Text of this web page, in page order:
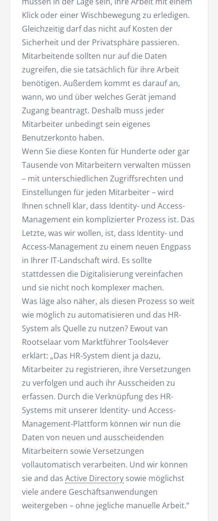
Klick oder einer Wischbewegung zu erledigen.
Gleichzeitig darf das nicht auf Kosten der
Sicherheit und der Privatsphäre passieren.
Mitarbeitende sollten nur auf die Daten
zugreifen, die sie tatsächlich für ihre Arbeit
benötigen. Außerdem kommt es darauf an,
wann, wo und über welches Gerät jemand
Zugang beantragt. Deshalb muss jeder
Mitarbeiter unbedingt sein eigenes
Benutzerkonto haben.
Wenn Sie diese Konten für Hunderte oder gar
Tausende von Mitarbeitern verwalten müssen
– mit unterschiedlichen Zugriffsrechten und
Einstellungen für jeden Mitarbeiter – wird
Ihnen schnell klar, dass Identity- und Access-
Management ein komplizierter Prozess ist. Das
Letzte, was wir wollen, ist, dass Identity- und
Access-Management zu einem neuen Engpass
in Ihrer IT-Landschaft wird. Es sollte
stattdessen die Digitalisierung vereinfachen
und sie nicht noch komplexer machen.
Was läge also näher, als diesen Prozess so weit
wie möglich zu automatisieren und das HR-
System als Quelle zu nutzen? Ewout van
Rootselaar vom Marktführer Tools4ever
erklärt: „Das HR-System dient ja dazu,
Mitarbeiter zu registrieren, ihre Versetzungen
zu verfolgen und auch ihr Ausscheiden zu
erfassen. Durch die Verknüpfung des HR-
Systems mit unserer Identity- und Access-
Management-Plattform können wir nun die
Daten von neuen und ausscheidenden
Mitarbeitern sowie Versetzungen
vollautomatisch verarbeiten. Und wir können
sie and das Active Directory sowie möglichst
viele andere Geschäftsanwendungen
weitergeben – ohne jegliche manuelle Arbeit.“